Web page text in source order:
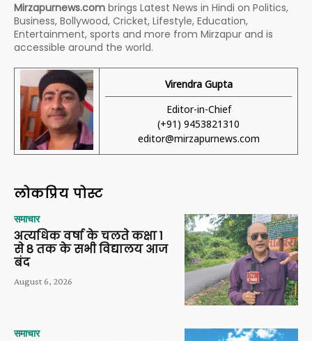
Mirzapurnews.com brings Latest News in Hindi on Politics,
Business, Bollywood, Cricket, Lifestyle, Education,
Entertainment, sports and more from Mirzapur and is
accessible around the world.
Virendra Gupta
Editor-in-Chief
(+91) 9453821310
editor@mirzapurnews.com
लोकप्रिय पोस्ट
समाचार
अत्यधिक वर्षा के चलते कक्षा 1
से 8 तक के सभी विद्यालय आज
बंद
August 6, 2026
समाचार